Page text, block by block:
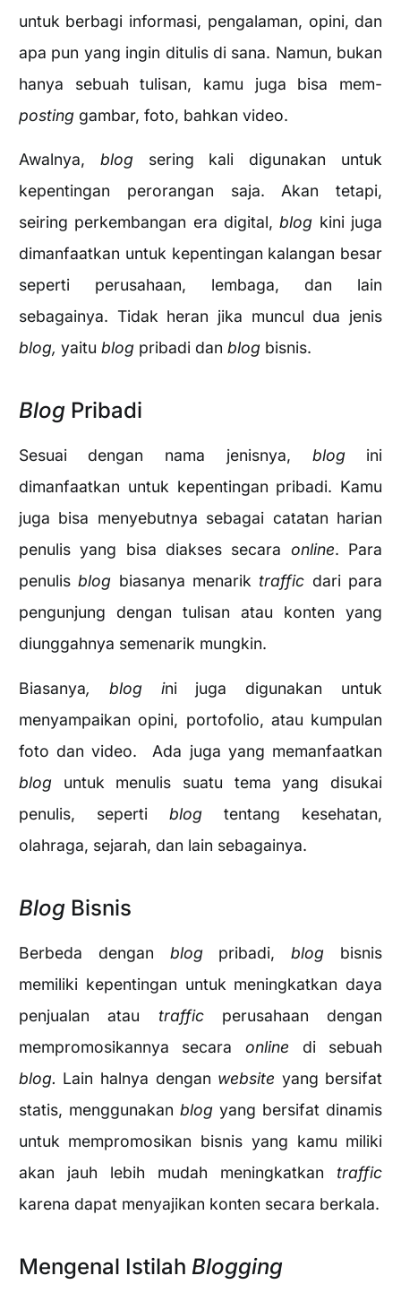
untuk berbagi informasi, pengalaman, opini, dan
apa pun yang ingin ditulis di sana. Namun, bukan
hanya sebuah tulisan, kamu juga bisa mem-
posting gambar, foto, bahkan video.
Awalnya, blogsering kali digunakan untuk
kepentingan perorangan saja. Akan tetapi,
seiring perkembangan era digital,blog kini juga
dimanfaatkan untuk kepentingan kalangan besar
seperti perusahaan, lembaga, dan lain
sebagainya. Tidak heran jika muncul dua jenis
blog, yaitu blogpribadi dan blogbisnis.
BlogPribadi
Sesuai dengan nama jenisnya, blogini
dimanfaatkan untuk kepentingan pribadi. Kamu
juga bisa menyebutnya sebagai catatan harian
penulis yang bisa diakses secara online. Para
penulisblog biasanya menariktraffic dari para
pengunjung dengan tulisan atau konten yang
diunggahnya semenarik mungkin.
Biasanya, blog ini juga digunakan untuk
menyampaikan opini, portofolio, atau kumpulan
foto dan video. Ada juga yang memanfaatkan
blog untuk menulis suatu tema yang disukai
penulis, seperti blogtentang kesehatan,
olahraga, sejarah, dan lain sebagainya.
Blog Bisnis
Berbeda dengan blogpribadi,blog bisnis
memiliki kepentingan untuk meningkatkan daya
penjualan atau trafficperusahaan dengan
mempromosikannya secara online di sebuah
blog. Lain halnya dengan website yang bersifat
statis, menggunakan blogyang bersifat dinamis
untuk mempromosikan bisnis yang kamu miliki
akan jauh lebih mudah meningkatkantraffic
karena dapat menyajikan konten secara berkala.
Mengenal Istilah Blogging